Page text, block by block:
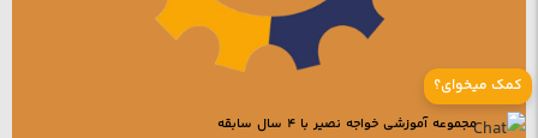
مجموعه آموزشی خواجه نصیر با 4 سال سابقه
کمک میخوای؟